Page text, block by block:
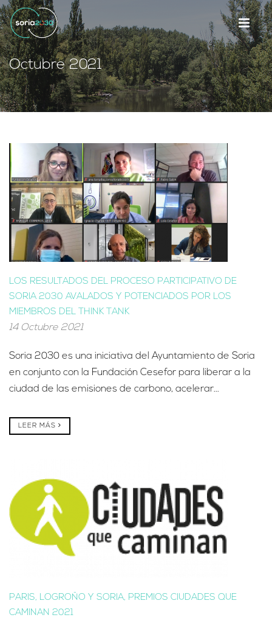
Octubre 2021
LOS RESULTADOS DEL PROCESO PARTICIPATIVO DE
SORIA 2030 AVALADOS Y POTENCIADOS POR LOS
MIEMBROS DEL THINK TANK
14 Octubre 2021
Soria 2030 es una iniciativa del Ayuntamiento de Soria
en conjunto con la Fundación Cesefor para liberar a la
ciudad de las emisiones de carbono, acelerar...
LEER MÁS
PARIS, LOGROÑO Y SORIA, PREMIOS CIUDADES QUE
CAMINAN 2021